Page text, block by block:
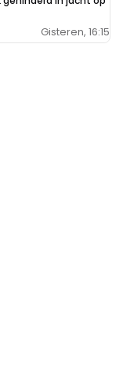
Gisteren, 16:15